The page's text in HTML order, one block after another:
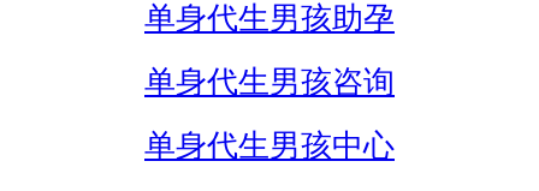
单身代生男孩助孕
单身代生男孩咨询
单身代生男孩中心